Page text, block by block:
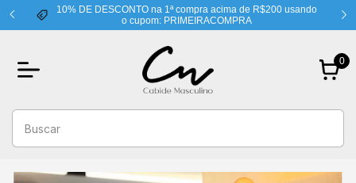
10% DE DESCONTO na 1ª compra acima de R$200 usando
o cupom: PRIMEIRACOMPRA
0